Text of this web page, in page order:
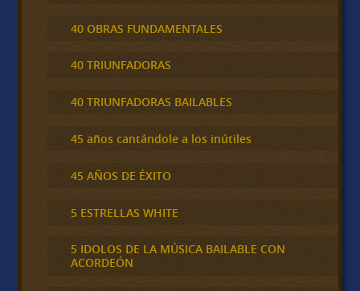
40 OBRAS FUNDAMENTALES
40 TRIUNFADORAS
40 TRIUNFADORAS BAILABLES
45 años cantándole a los inútiles
45 AÑOS DE ÉXITO
5 ESTRELLAS WHITE
5 IDOLOS DE LA MÚSICA BAILABLE CON
ACORDEÓN